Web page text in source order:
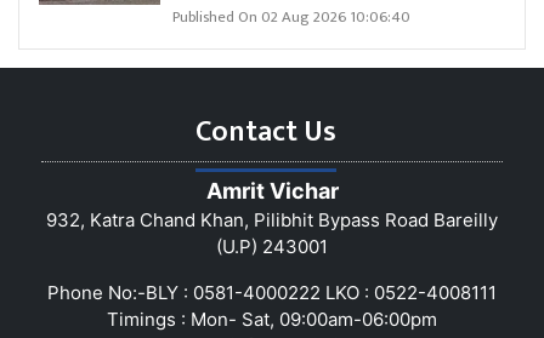
Published On 02 Aug 2026 10:06:40
Contact Us
Amrit Vichar
932, Katra Chand Khan, Pilibhit Bypass Road Bareilly
(U.P) 243001
Phone No:-BLY : 0581-4000222 LKO : 0522-4008111
Timings : Mon- Sat, 09:00am-06:00pm